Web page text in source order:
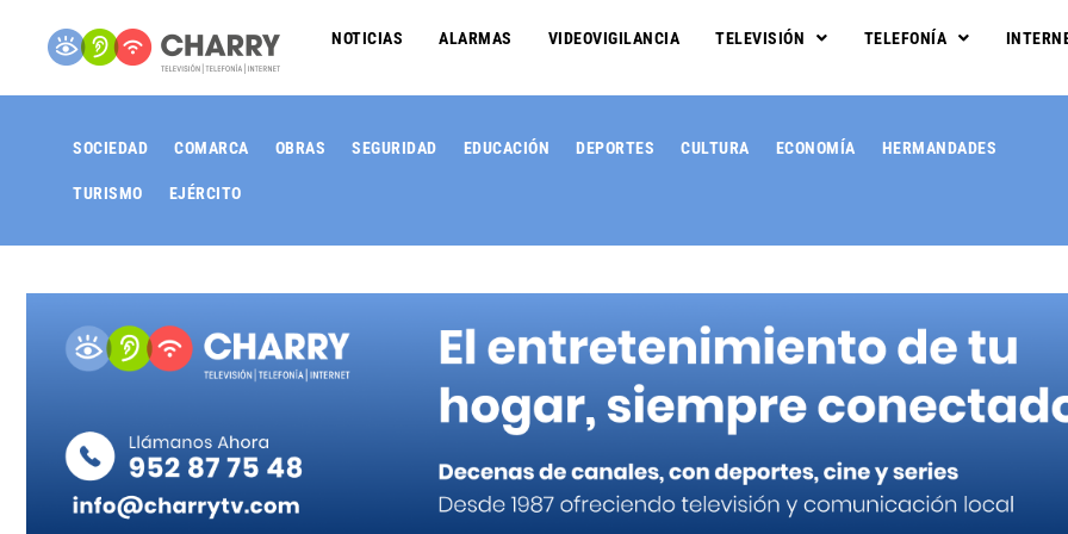
NOTICIAS ALARMAS VIDEOVIGILANCIA TELEVISIÓN TELEFONÍA
SOCIEDAD COMARCA OBRAS SEGURIDAD EDUCACIÓN DEPORTES CULTURA ECONOMÍA HERMANDADES
TURISMO EJÉRCITO